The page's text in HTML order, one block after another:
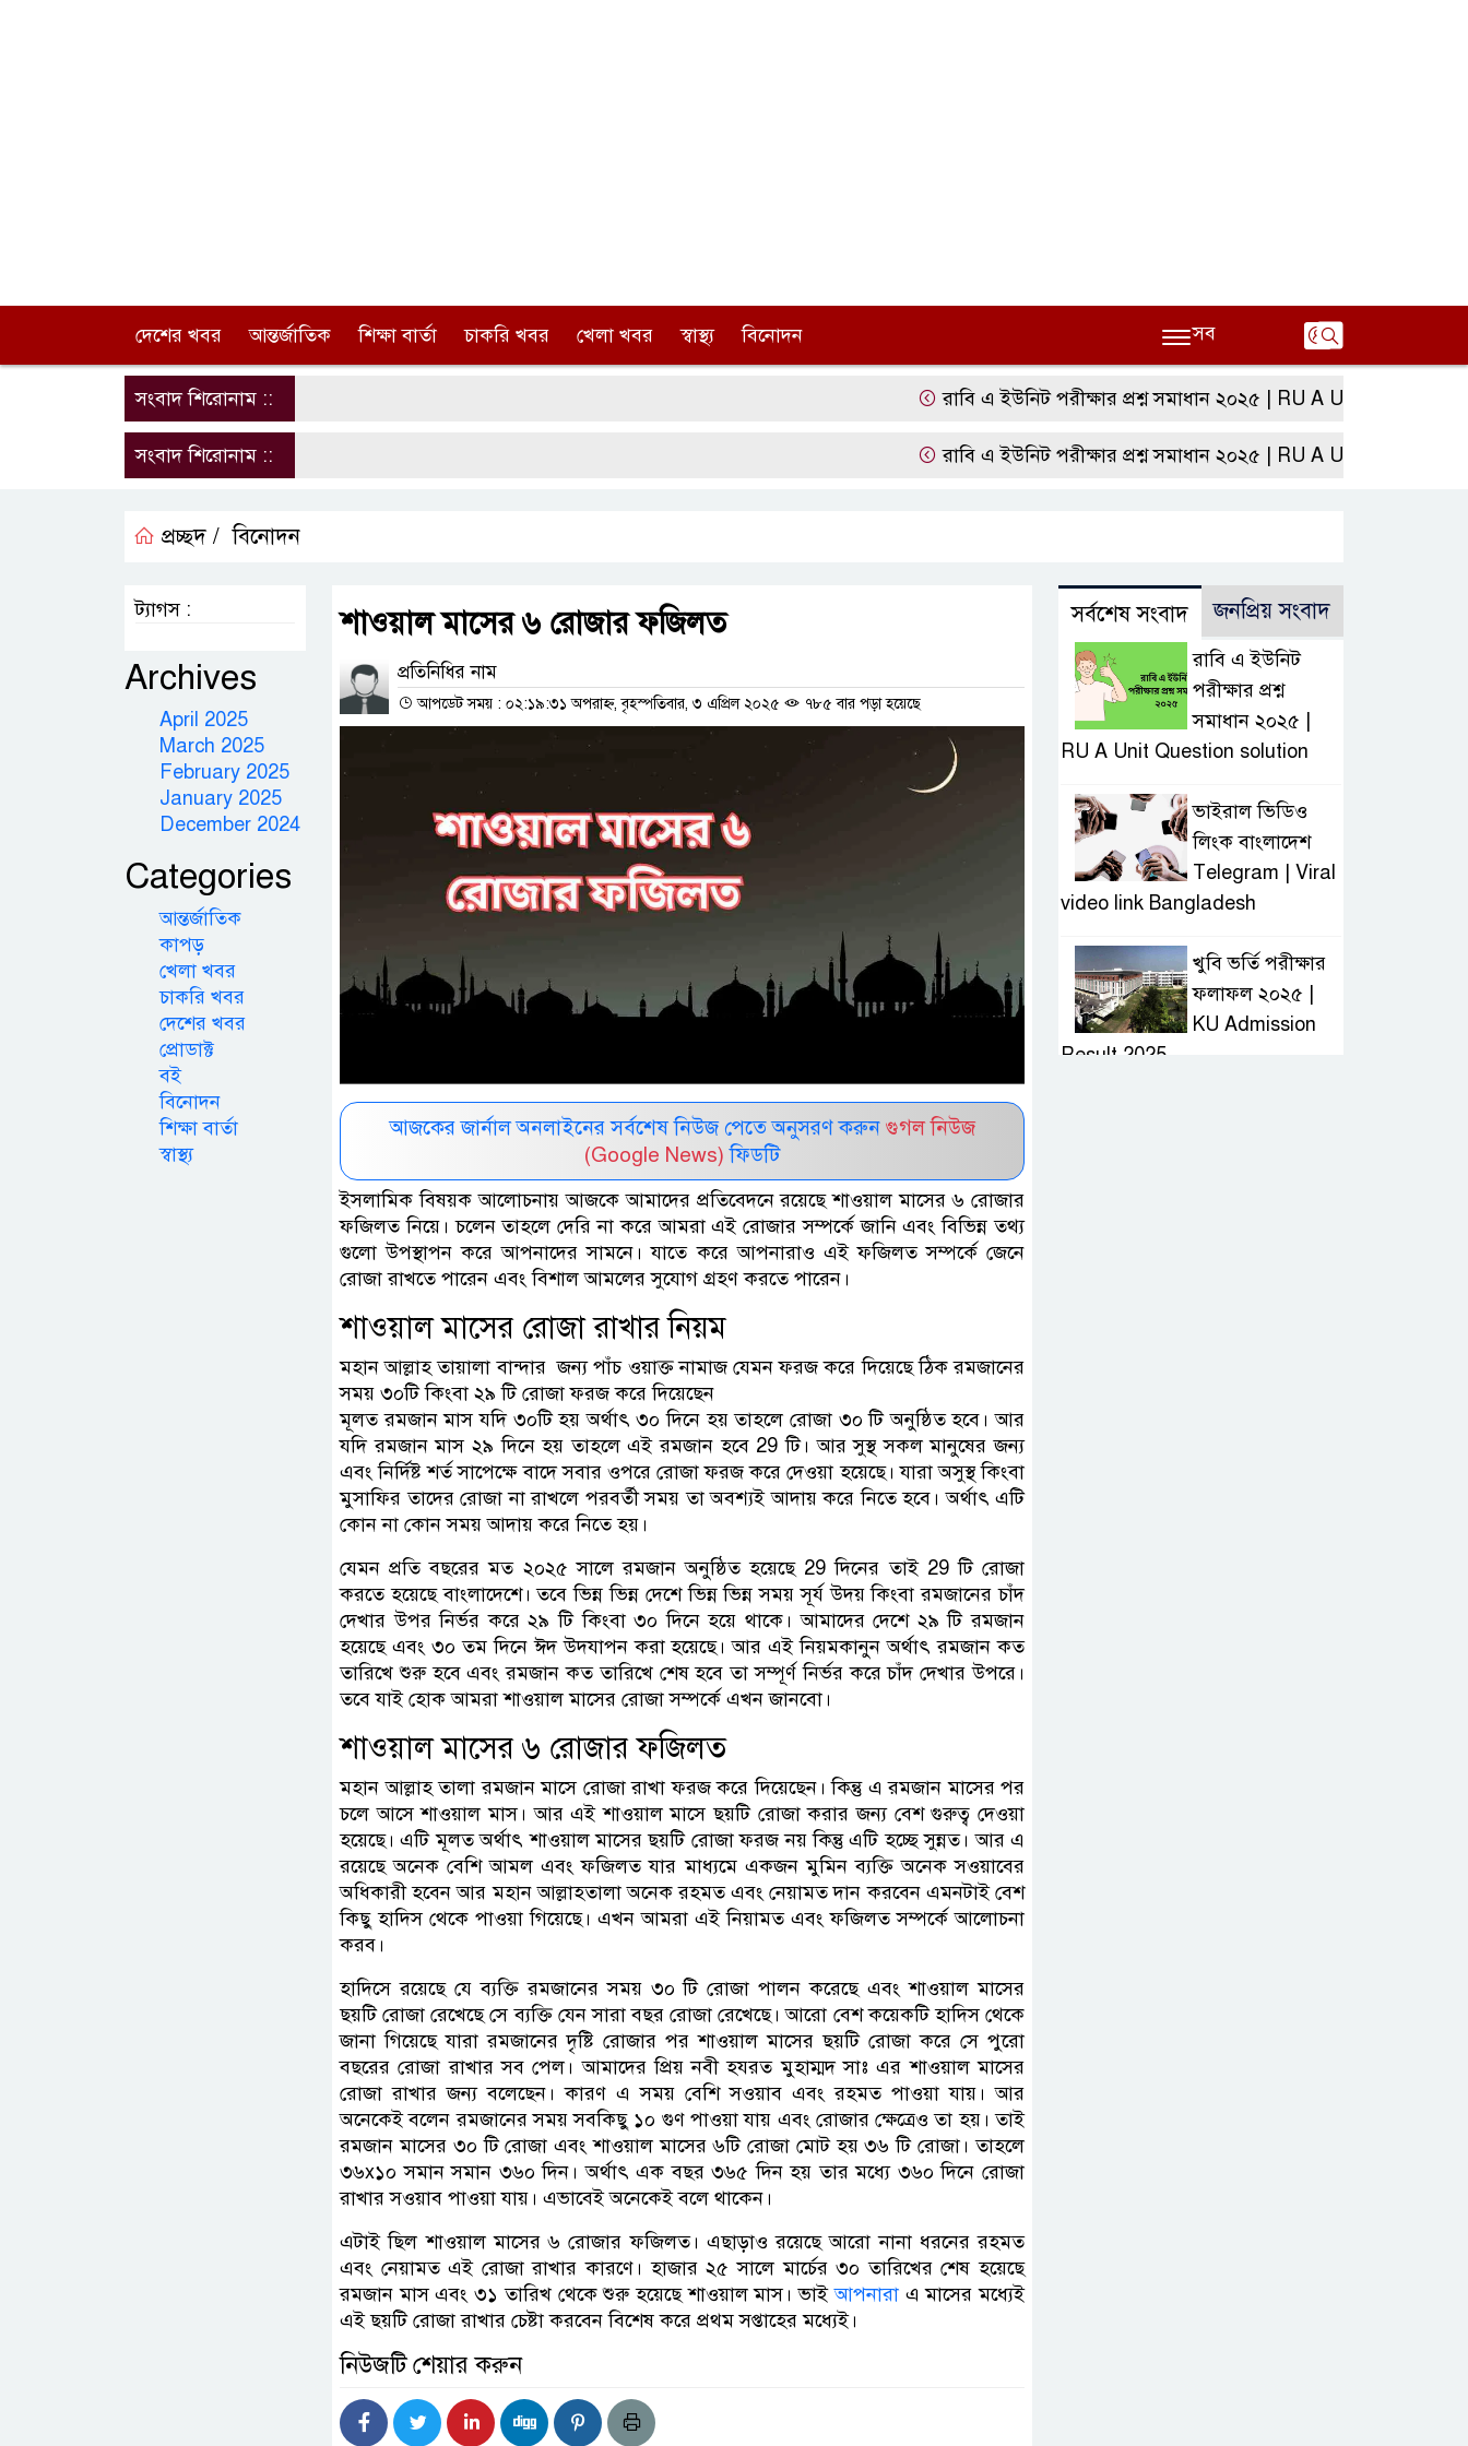
দেশের খবর আন্তর্জাতিক শিক্ষা বার্তা চাকরি খবর খেলা খবর স্বাস্থ্য বিনোদন সব
সংবাদ শিরোনাম :: রাবি এ ইউনিট পরীক্ষার প্রশ্ন সমাধান ২০২৫ | RU A Unit Question
সংবাদ শিরোনাম :: রাবি এ ইউনিট পরীক্ষার প্রশ্ন সমাধান ২০২৫ | RU A Unit Question
প্রচ্ছদ / বিনোদন
শাওয়াল মাসের ৬ রোজার ফজিলত
প্রতিনিধির নাম
আপডেট সময় : ০২:১৯:৩১ অপরাহ্ন, বৃহস্পতিবার, ৩ এপ্রিল ২০২৫ ৭৮৫ বার পড়া হয়েছে
আজকের জার্নাল অনলাইনের সর্বশেষ নিউজ পেতে অনুসরণ করুন গুগল নিউজ
(Google News) ফিডটি
ইসলামিক বিষয়ক আলোচনায় আজকে আমাদের প্রতিবেদনে রয়েছে শাওয়াল মাসের ৬ রোজার
ফজিলত নিয়ে। চলেন তাহলে দেরি না করে আমরা এই রোজার সম্পর্কে জানি এবং বিভিন্ন তথ্য
গুলো উপস্থাপন করে আপনাদের সামনে। যাতে করে আপনারাও এই ফজিলত সম্পর্কে জেনে
রোজা রাখতে পারেন এবং বিশাল আমলের সুযোগ গ্রহণ করতে পারেন।
শাওয়াল মাসের রোজা রাখার নিয়ম
মহান আল্লাহ তায়ালা বান্দার ‌ জন্য পাঁচ ওয়াক্ত নামাজ যেমন ফরজ করে দিয়েছে ঠিক রমজানের
সময় ৩০টি কিংবা ২৯ টি রোজা ফরজ করে দিয়েছেন
মূলত রমজান মাস যদি‌ ৩০টি হয় অর্থাৎ ৩০ দিনে হয় তাহলে রোজা ৩০ টি অনুষ্ঠিত হবে। আর
যদি রমজান মাস ২৯ দিনে হয় তাহলে এই রমজান হবে 29 টি। আর সুস্থ সকল মানুষের জন্য
এবং নির্দিষ্ট শর্ত সাপেক্ষে বাদে সবার ওপরে রোজা ফরজ করে দেওয়া হয়েছে। যারা অসুস্থ কিংবা
মুসাফির তাদের রোজা না রাখলে পরবর্তী সময় তা অবশ্যই আদায় করে নিতে হবে। অর্থাৎ এটি
কোন না কোন সময় আদায় করে নিতে হয়।
যেমন প্রতি বছরের মত ২০২৫ সালে রমজান অনুষ্ঠিত হয়েছে 29 দিনের তাই 29 টি রোজা
করতে হয়েছে বাংলাদেশে। তবে ভিন্ন ভিন্ন দেশে ভিন্ন ভিন্ন সময় সূর্য উদয় কিংবা রমজানের চাঁদ
দেখার উপর নির্ভর করে ২৯ টি কিংবা ৩০ দিনে হয়ে থাকে। আমাদের দেশে ২৯ টি রমজান
হয়েছে এবং ৩০ তম দিনে ঈদ উদযাপন করা হয়েছে। আর এই নিয়মকানুন অর্থাৎ রমজান কত
তারিখে শুরু হবে এবং রমজান কত তারিখে শেষ হবে তা সম্পূর্ণ নির্ভর করে চাঁদ দেখার উপরে।
তবে যাই হোক আমরা শাওয়াল মাসের রোজা সম্পর্কে এখন জানবো।
শাওয়াল মাসের ৬ রোজার ফজিলত
মহান আল্লাহ তালা রমজান মাসে রোজা রাখা ফরজ করে দিয়েছেন। কিন্তু এ রমজান মাসের পর
চলে আসে শাওয়াল মাস। আর এই শাওয়াল মাসে ছয়টি রোজা করার জন্য বেশ গুরুত্ব দেওয়া
হয়েছে। এটি মূলত অর্থাৎ শাওয়াল মাসের ছয়টি রোজা ফরজ নয় কিন্তু এটি হচ্ছে সুন্নত। আর এ
রয়েছে অনেক বেশি আমল এবং ফজিলত যার মাধ্যমে একজন মুমিন ব্যক্তি অনেক সওয়াবের
অধিকারী হবেন আর মহান আল্লাহতালা অনেক রহমত এবং নেয়ামত দান করবেন এমনটাই বেশ
কিছু হাদিস থেকে পাওয়া গিয়েছে। এখন আমরা এই নিয়ামত এবং ফজিলত সম্পর্কে আলোচনা
করব।
হাদিসে রয়েছে যে ব্যক্তি রমজানের সময় ৩০ টি রোজা পালন‌ করেছে এবং শাওয়াল মাসের
ছয়টি রোজা রেখেছে সে ব্যক্তি যেন সারা বছর রোজা রেখেছে। আরো বেশ কয়েকটি হাদিস থেকে
জানা গিয়েছে যারা রমজানের দৃষ্টি রোজার পর শাওয়াল মাসের ছয়টি রোজা করে সে পুরো
বছরের রোজা রাখার সব পেল। আমাদের প্রিয় নবী হযরত মুহাম্মদ সাঃ এর শাওয়াল মাসের
রোজা রাখার জন্য বলেছেন। কারণ এ সময় বেশি সওয়াব এবং রহমত পাওয়া যায়। আর
অনেকেই বলেন রমজানের সময় সবকিছু ১০ গুণ পাওয়া যায় এবং রোজার ক্ষেত্রেও তা হয়। তাই
রমজান মাসের ৩০ টি রোজা এবং শাওয়াল মাসের ৬টি রোজা মোট হয় ৩৬ টি রোজা। তাহলে
৩৬x১০ সমান সমান ৩৬০ দিন। অর্থাৎ এক বছর ৩৬৫ দিন হয় তার মধ্যে ৩৬০ দিনে রোজা
রাখার সওয়াব পাওয়া যায়। এভাবেই অনেকেই বলে থাকেন।
এটাই ছিল শাওয়াল মাসের ৬ রোজার ফজিলত। এছাড়াও রয়েছে আরো নানা ধরনের রহমত
এবং নেয়ামত এই রোজা রাখার‌ কারণে। হাজার ২৫ সালে মার্চের ৩০ তারিখের শেষ হয়েছে
রমজান মাস এবং ৩১ তারিখ থেকে শুরু হয়েছে শাওয়াল মাস। ভাইআপনারাএ মাসের মধ্যেই
এই ছয়টি রোজা রাখার চেষ্টা করবেন বিশেষ করে প্রথম সপ্তাহের মধ্যেই।
নিউজটি শেয়ার করুন
ট্যাগস :
Archives
April 2025
March 2025
February 2025
January 2025
December 2024
Categories
আন্তর্জাতিক
কাপড়
খেলা খবর
চাকরি খবর
দেশের খবর
প্রোডাক্ট
বই
বিনোদন
শিক্ষা বার্তা
স্বাস্থ্য
সর্বশেষ সংবাদ জনপ্রিয় সংবাদ
রাবি এ ইউনিট
পরীক্ষার প্রশ্ন
সমাধান ২০২৫ |
RU A Unit Question solution
ভাইরাল ভিডিও
লিংক বাংলাদেশ
Telegram | Viral
video link Bangladesh
খুবি ভর্তি পরীক্ষার
ফলাফল ২০২৫ |
KU Admission
Result 2025